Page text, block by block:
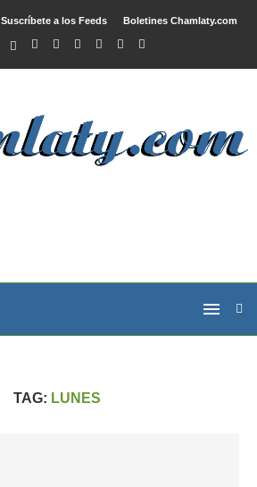
Suscríbete a los Feeds Boletines Chamlaty.com
TAG: LUNES